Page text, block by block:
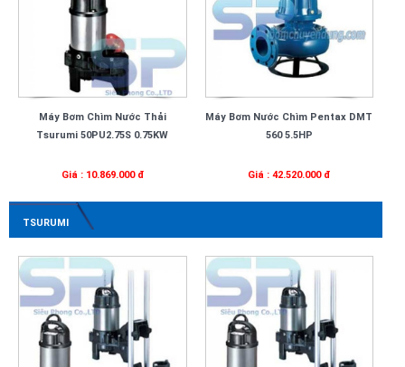
Máy Bơm Chìm Nước Thải
Tsurumi 50PU2.75S 0.75KW
Giá : 10.869.000 đ
Máy Bơm Nước Chìm Pentax DMT
560 5.5HP
Giá : 42.520.000 đ
TSURUMI